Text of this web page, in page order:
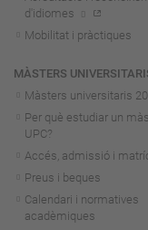
d'idiomes
Mobilitat i pràctiques
MÀSTERS
Màsters universitaris
Per què estudiar un
UPC?
Accés, admissió i
Preus i beques
Calendari i normatives
acadèmiques